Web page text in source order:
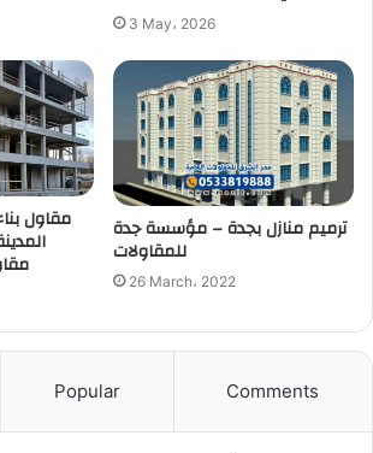
3 May، 2026
مقاول ترميم منازل بجدة – مؤسسة جدة
للمقاولات
26 March، 2022
Popular Comments